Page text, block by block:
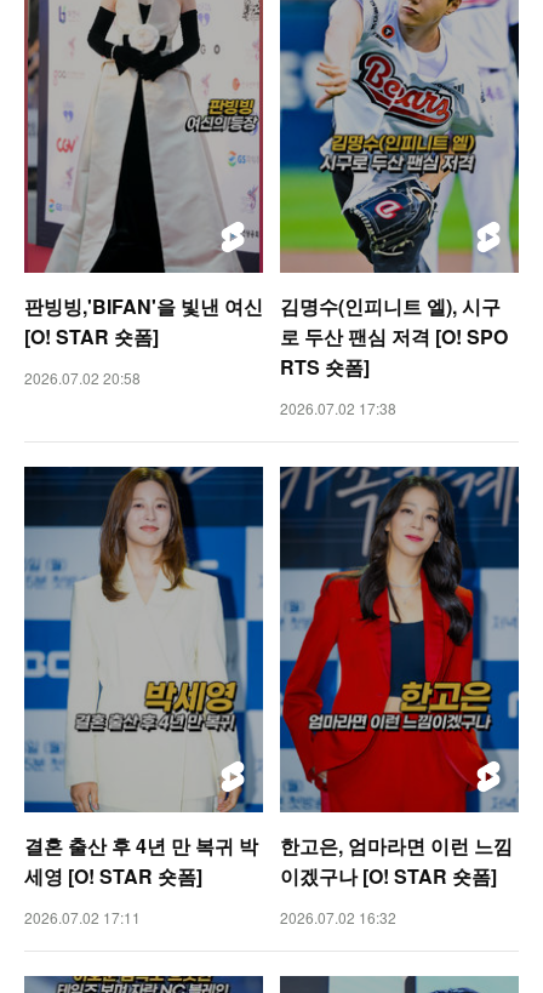
판빙빙,'BIFAN'을 빛낸 여신
[O! STAR 숏폼]
2026.07.02 20:58
김명수(인피니트 엘), 시구
로 두산 팬심 저격 [O! SPO
RTS 숏폼]
2026.07.02 17:38
결혼 출산 후 4년 만 복귀 박
세영 [O! STAR 숏폼]
2026.07.02 17:11
한고은, 엄마라면 이런 느낌
이겠구나 [O! STAR 숏폼]
2026.07.02 16:32